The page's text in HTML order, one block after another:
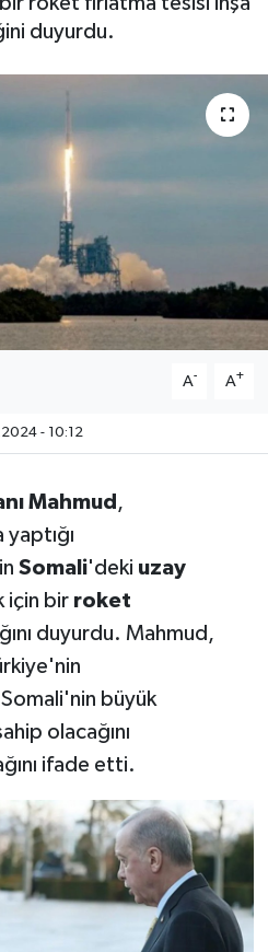
duyurdu.
A- A+
- 10:12
Mahmud ,
yaptığı
Somali'deki uzay
için bir roket
duyurdu. Mahmud,
büyük
olacağını
ifade etti.